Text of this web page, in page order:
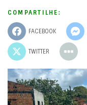
COMPARTILHE:
FACEBOOK
TWITTER